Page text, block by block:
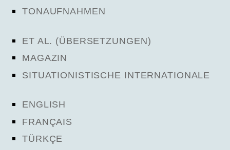
TONAUFNAHMEN
ET AL. (ÜBERSETZUNGEN)
MAGAZIN
SITUATIONISTISCHE INTERNATIONALE
ENGLISH
FRANÇAIS
TÜRKÇE